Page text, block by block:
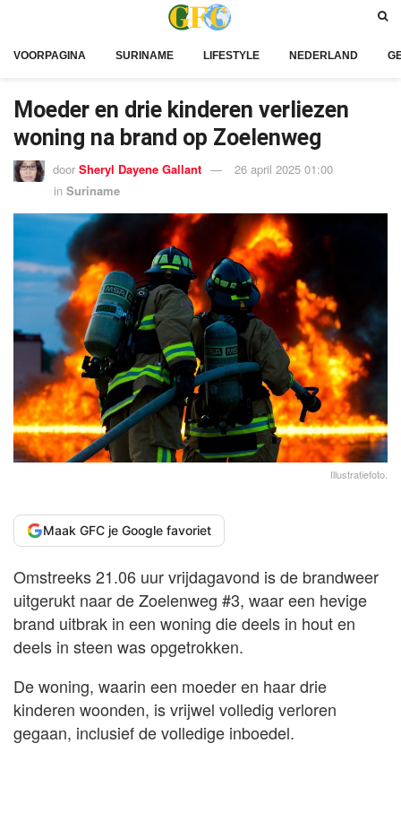
VOORPAGINA SURINAME LIFESTYLE NEDERLAND
Moeder en drie kinderen verliezen
woning na brand op Zoelenweg
door Sheryl Dayene Gallant
26 april 2025 01:00
in Suriname
Illustratiefoto.
Maak GFC je Google favoriet
Omstreeks 21.06 uur vrijdagavond is de brandweer
uitgerukt naar de Zoelenweg #3, waar een hevige
brand uitbrak in een woning die deels in hout en
deels in steen was opgetrokken.
De woning, waarin een moeder en haar drie
kinderen woonden, is vrijwel volledig verloren
gegaan, inclusief de volledige inboedel.